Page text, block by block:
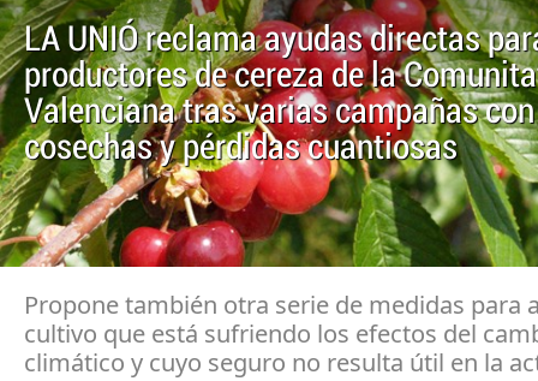
LA UNIÓ reclama ayudas directas
productores de cereza de la
Valenciana tras varias campañas
cosechas y pérdidas cuantiosas
Propone también otra serie de medidas para
cultivo que está sufriendo los efectos del
climático y cuyo seguro no resulta útil en la